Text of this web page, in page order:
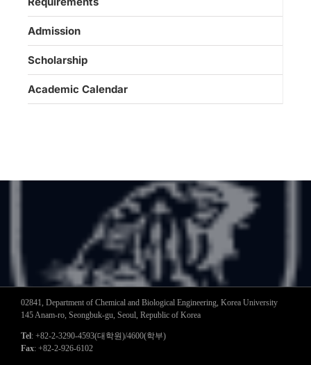
Admission
Scholarship
Academic Calendar
02841, Department of Chemical and Biological Engineering, Korea University
145 Anam-ro, Seongbuk-gu, Seoul, Republic of Korea
Tel: +82-2-3290-4593(대학원)/4600(학부)
Fax: +82-2-926-6102